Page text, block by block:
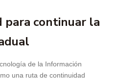
para continuar la
de la Información
una ruta de continuidad